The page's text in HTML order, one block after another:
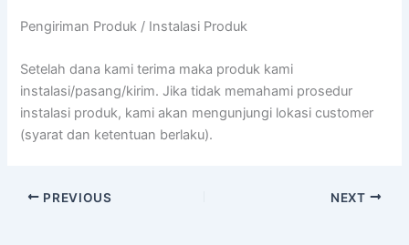
Pengiriman Produk / Instalasi Produk
Setelah dana kami terima maka produk kami
instalasi/pasang/kirim. Jika tidak memahami prosedur
instalasi produk, kami akan mengunjungi lokasi customer
(syarat dan ketentuan berlaku).
PREVIOUS NEXT